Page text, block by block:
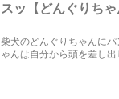
スッ【どんぐりちゃ
柴犬のどんぐりちゃんに
ゃんは自分から頭を差し